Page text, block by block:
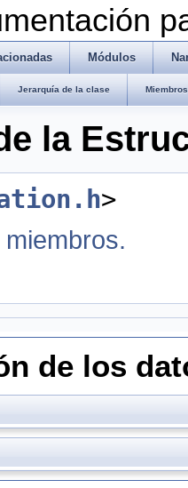
Módulos
Jerarquía de la clase
la
>
de los